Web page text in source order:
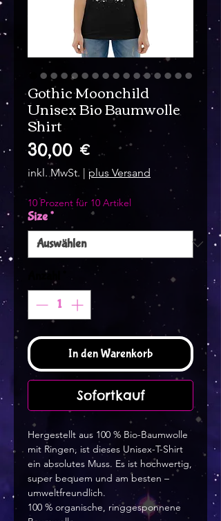
Gothic Moonchild
Unisex Bio Baumwolle
Shirt
30,00 €Preis
inkl. MwSt. | plus Versand
10 Prozent für 10 Artikel
Size*
Anzahl
In den Warenkorb
Sofortkauf
Hergestellt aus 100 % Bio-Baumwolle
mit Ringen, ist dieses Unisex-T-Shirt
ein absolutes Muss. Es ist hochwertig,
super bequem und am besten –
umweltfreundlich.
100 % organische, ringgesponnene